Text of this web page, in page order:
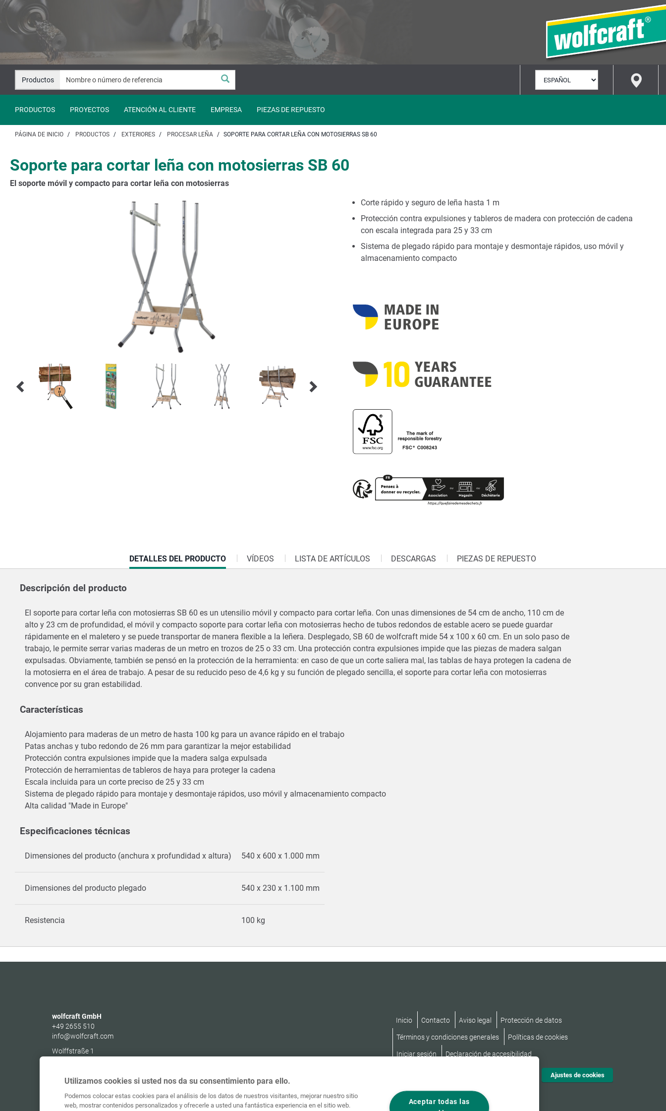
Saltar
contenido
Saltar
Productos
IDIOMA
PRODUCTOS PROYECTOS ATENCIÓN AL CLIENTE EMPRESA PIEZAS DE REPUESTO
PÁGINA DE INICIO PRODUCTOS EXTERIORES PROCESAR LEÑA SOPORTE PARA CORTAR LEÑA CON MOTOSIERRAS SB 60
Soporte para cortar leña con motosierras SB 60
El soporte móvil y compacto para cortar leña con motosierras
Corte rápido y seguro de leña hasta 1 m
Protección contra expulsiones y tableros de madera con protección de cadena
con escala integrada para 25 y 33 cm
Sistema de plegado rápido para montaje y desmontaje rápidos, uso móvil y
almacenamiento compacto
CURRENT
TAB:
DETALLES DEL PRODUCTO VÍDEOS LISTA DE ARTÍCULOS DESCARGAS PIEZAS DE REPUESTO
Descripción del producto
El soporte para cortar leña con motosierras SB 60 es un utensilio móvil y compacto para cortar leña. Con unas dimensiones de 54 cm de ancho, 110 cm de
alto y 23 cm de profundidad, el móvil y compacto soporte para cortar leña con motosierras hecho de tubos redondos de estable acero se puede guardar
rápidamente en el maletero y se puede transportar de manera flexible a la leñera. Desplegado, SB 60 de wolfcraft mide 54 x 100 x 60 cm. En un solo paso de
trabajo, le permite serrar varias maderas de un metro en trozos de 25 o 33 cm. Una protección contra expulsiones impide que las piezas de madera salgan
expulsadas. Obviamente, también se pensó en la protección de la herramienta: en caso de que un corte saliera mal, las tablas de haya protegen la cadena de
la motosierra en el área de trabajo. A pesar de su reducido peso de 4,6 kg y su función de plegado sencilla, el soporte para cortar leña con motosierras
convence por su gran estabilidad.
Características
Alojamiento para maderas de un metro de hasta 100 kg para un avance rápido en el trabajo
Patas anchas y tubo redondo de 26 mm para garantizar la mejor estabilidad
Protección contra expulsiones impide que la madera salga expulsada
Protección de herramientas de tableros de haya para proteger la cadena
Escala incluida para un corte preciso de 25 y 33 cm
Sistema de plegado rápido para montaje y desmontaje rápidos, uso móvil y almacenamiento compacto
Alta calidad "Made in Europe"
Especificaciones técnicas
Dimensiones del producto (anchura x profundidad x altura) 540 x 600 x 1.000 mm
Dimensiones del producto plegado 540 x 230 x 1.100 mm
Resistencia 100 kg
wolfcraft GmbH
+49 2655 510
info@wolfcraft.com
Wolffstraße 1
Inicio Contacto Aviso legal Protección de datos
Términos y condiciones generales Políticas de cookies
Iniciar sesión Declaración de accesibilidad
Ajustes de cookies
Utilizamos cookies si usted nos da su consentimiento para ello.
Podemos colocar estas cookies para el análisis de los datos de nuestros visitantes, mejorar nuestro sitio
web, mostrar contenidos personalizados y ofrecerle a usted una fantástica experiencia en el sitio web.
Aceptar todas las